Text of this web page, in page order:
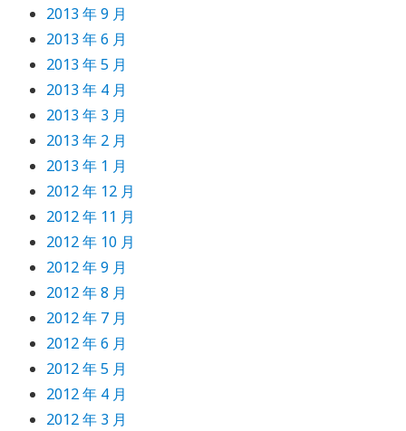
2013 年 9 月
2013 年 6 月
2013 年 5 月
2013 年 4 月
2013 年 3 月
2013 年 2 月
2013 年 1 月
2012 年 12 月
2012 年 11 月
2012 年 10 月
2012 年 9 月
2012 年 8 月
2012 年 7 月
2012 年 6 月
2012 年 5 月
2012 年 4 月
2012 年 3 月